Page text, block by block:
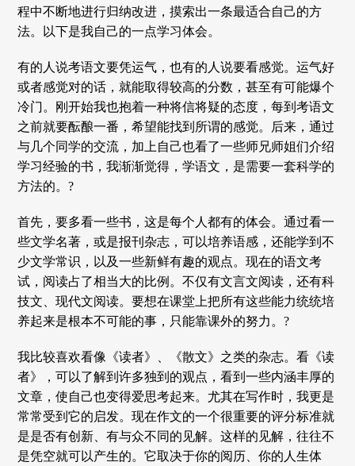
程中不断地进行归纳改进，摸索出一条最适合自己的方
法。以下是我自己的一点学习体会。
有的人说考语文要凭运气，也有的人说要看感觉。运气好
或者感觉对的话，就能取得较高的分数，甚至有可能爆个
冷门。刚开始我也抱着一种将信将疑的态度，每到考语文
之前就要酝酿一番，希望能找到所谓的感觉。后来，通过
与几个同学的交流，加上自己也看了一些师兄师姐们介绍
学习经验的书，我渐渐觉得，学语文，是需要一套科学的
方法的。?
首先，要多看一些书，这是每个人都有的体会。通过看一
些文学名著，或是报刊杂志，可以培养语感，还能学到不
少文学常识，以及一些新鲜有趣的观点。现在的语文考
试，阅读占了相当大的比例。不仅有文言文阅读，还有科
技文、现代文阅读。要想在课堂上把所有这些能力统统培
养起来是根本不可能的事，只能靠课外的努力。?
我比较喜欢看像《读者》、《散文》之类的杂志。看《读
者》，可以了解到许多独到的观点，看到一些内涵丰厚的
文章，使自己也变得爱思考起来。尤其在写作时，我更是
常常受到它的启发。现在作文的一个很重要的评分标准就
是是否有创新、有与众不同的见解。这样的见解，往往不
是凭空就可以产生的。它取决于你的阅历、你的人生体